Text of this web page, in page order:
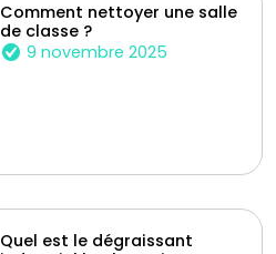
Comment nettoyer une salle
de classe ?
9 novembre 2025
Quel est le dégraissant